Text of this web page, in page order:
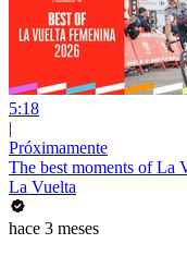
5:18
|
Próximamente
The best moments of La
La Vuelta
hace 3 meses